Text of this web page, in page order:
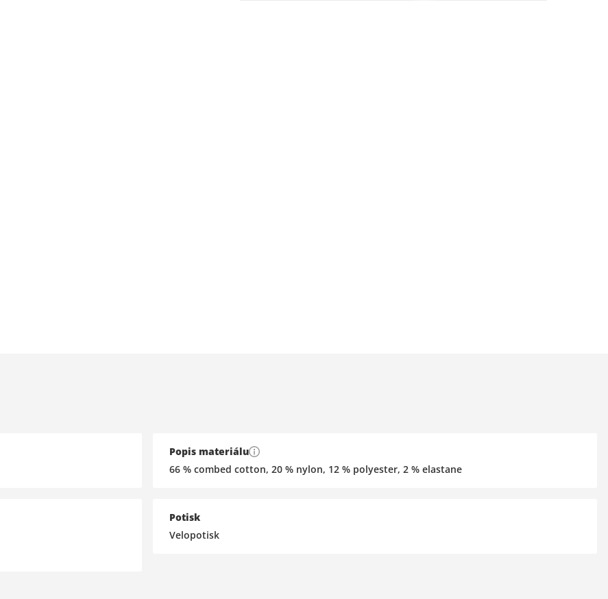
Popis materiálu
66 % combed cotton, 20 % nylon, 12 % polyester, 2 % elastane
Potisk
Velopotisk